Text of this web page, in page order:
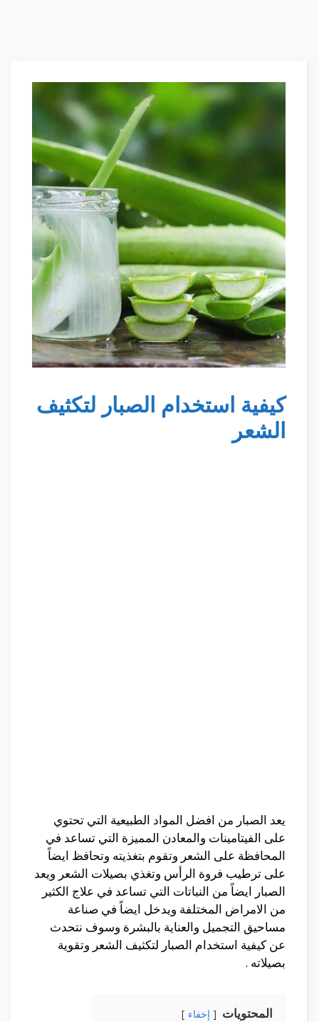
كيفية استخدام الصبار لتكثيف
الشعر
يعد الصبار من افضل المواد الطبيعية التي تحتوي
على الفيتامينات والمعادن المميزة التي تساعد في
المحافظة على الشعر وتقوم بتغذيته وتحافظ ايضاً
على ترطيب فروة الرأس وتغذي بصيلات الشعر ويعد
الصبار ايضاً من النباتات التي تساعد في علاج الكثير
من الامراض المختلفة ويدخل ايضاً في صناعة
مساحيق التجميل والعناية بالبشرة وسوف نتحدث
عن كيفية استخدام الصبار لتكثيف الشعر وتقوية
بصيلاته .
المحتويات إخفاء